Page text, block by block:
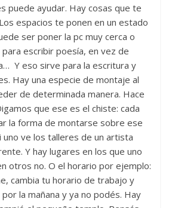
puede ayudar. Hay cosas que te
espacios te ponen en un estado
ser poner la pc muy cerca o
escribir poesía, en vez de
Y eso sirve para la escritura y
Hay una especie de montaje al
de determinada manera. Hace
que ese es el chiste: cada
la forma de montarse sobre ese
uno ve los talleres de un artista
Y hay lugares en los que uno
otros no. O el horario por ejemplo:
cambia tu horario de trabajo y
la mañana y ya no podés. Hay